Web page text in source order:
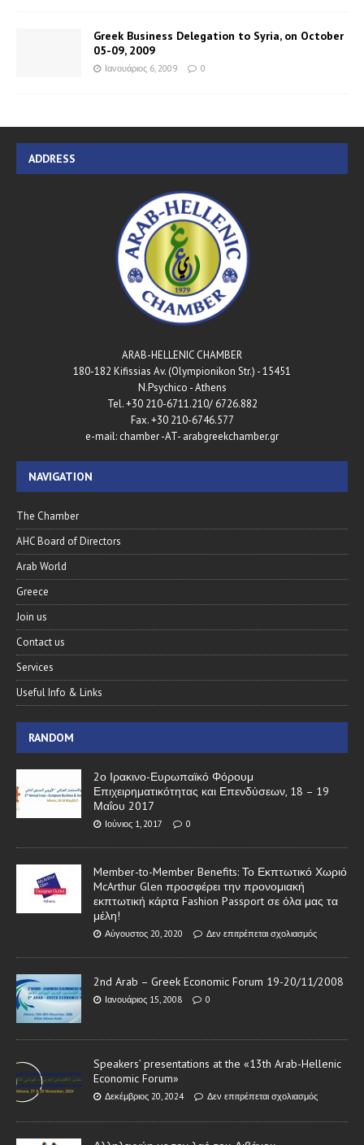
Greek Business Delegation to Syria, on October
05-09, 2009
Ιανουάριος 6, 2009 0
ADDRESS
ARAB-HELLENIC CHAMBER
180-182 Kifissias Av. (Olympionikon Str.) - 15451
N.Psychico - Athens
Tel. +30 210-6711.210/ 6726.882
Fax. +30 210-6746.577
e-mail: chamber -AT- arabgreekchamber.gr
NAVIGATION
The Chamber
AHC Board of Directors
Arab World
Greece
Join us
Contact us
Services
Useful Info & Links
RANDOM
2ο Ιρακινο-Ευρωπαϊκό Φόρουμ
Επιχειρηματικότητας και Επενδύσεων, 18 – 19
Μαΐου 2017
Ιούνιος 1, 2017 0
Member-to-Member Benefits: Το Εκπτωτικό Χωριό
McArthur Glen προσφέρει την προνομιακή
εκπτωτική κάρτα Fashion Passport σε όλα μας τα
μέλη!
Αύγουστος 20, 2020 Δεν επιτρέπεται σχολιασμός
2nd Arab – Greek Economic Forum 19-20/11/2008
Ιανουάριος 15, 2008 0
Speakers’ presentations at the «13th Arab-Hellenic
Economic Forum»
Δεκέμβριος 20, 2024 Δεν επιτρέπεται σχολιασμός